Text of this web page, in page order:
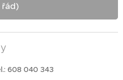
řád)
608 040 343